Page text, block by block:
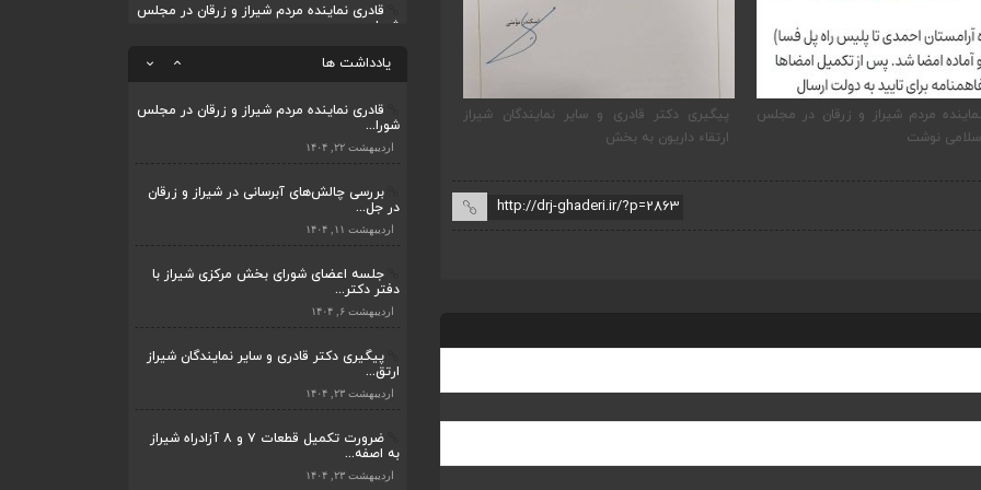
مردم شیراز و زرقان در مجلس
نوشت
پیگیری دکتر قادری و سایر نمایندگان شیراز
ارتقاء داریون به بخش
ضرورت تکمیل قطعات ۷ و ۸ آزادراه شیراز به
قادری نماینده مردم
قادری نماینده مردم شیراز و زرقان در مجلس
شورا...
در جل...
اردیبهشت ۱۱, ۱۴۰۴
یادداشت ها
اردیبهشت ۲۳, ۱۴۰۴
قادری نماینده مردم شیراز و زرقان در مجلس
شورا...
اردیبهشت ۲۲, ۱۴۰۴
بررسی چالش‌های آبرسانی در شیراز و زرقان
در جل...
اردیبهشت ۱۱, ۱۴۰۴
جلسه اعضای شورای بخش مرکزی شیراز با
دفتر دکتر...
اردیبهشت ۶, ۱۴۰۴
پیگیری دکتر قادری و سایر نمایندگان شیراز
ارتق...
اردیبهشت ۲۳, ۱۴۰۴
ضرورت تکمیل قطعات ۷ و ۸ آزادراه شیراز
به اصفه...
اردیبهشت ۲۳, ۱۴۰۴